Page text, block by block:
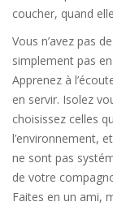
coucher, quand
Vous n’avez pas
simplement pas
Apprenez à
en servir. Isolez
choisissez celles
l’environnement,
ne sont pas
de votre
Faites en un ami,